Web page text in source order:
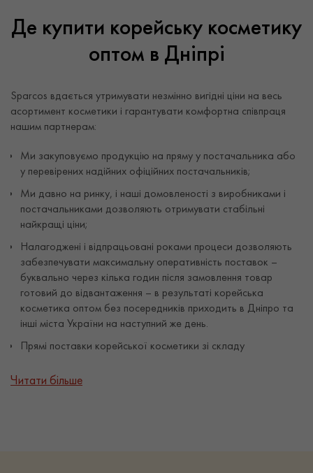
Де купити корейську косметику
оптом в Дніпрі
Sparcos вдається утримувати незмінно вигідні ціни на весь
асортимент косметики і гарантувати комфортна співпраця
нашим партнерам:
Ми закуповуємо продукцію на пряму у постачальника або
у перевірених надійних офіційних постачальників;
Ми давно на ринку, і наші домовленості з виробниками і
постачальниками дозволяють отримувати стабільні
найкращі ціни;
Налагоджені і відпрацьовані роками процеси дозволяють
забезпечувати максимальну оперативність поставок –
буквально через кілька годин після замовлення товар
готовий до відвантаження – в результаті корейська
косметика оптом без посередників приходить в Дніпро та
інші міста України на наступний же день.
Прямі поставки корейської косметики зі складу
Завдяки тому, що ми закуповуємо косметику або оптом від
Читати більше